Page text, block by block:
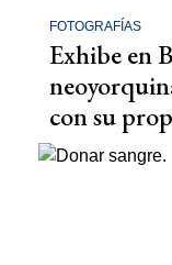
FOTOGRAFÍAS
Exhibe en
con su